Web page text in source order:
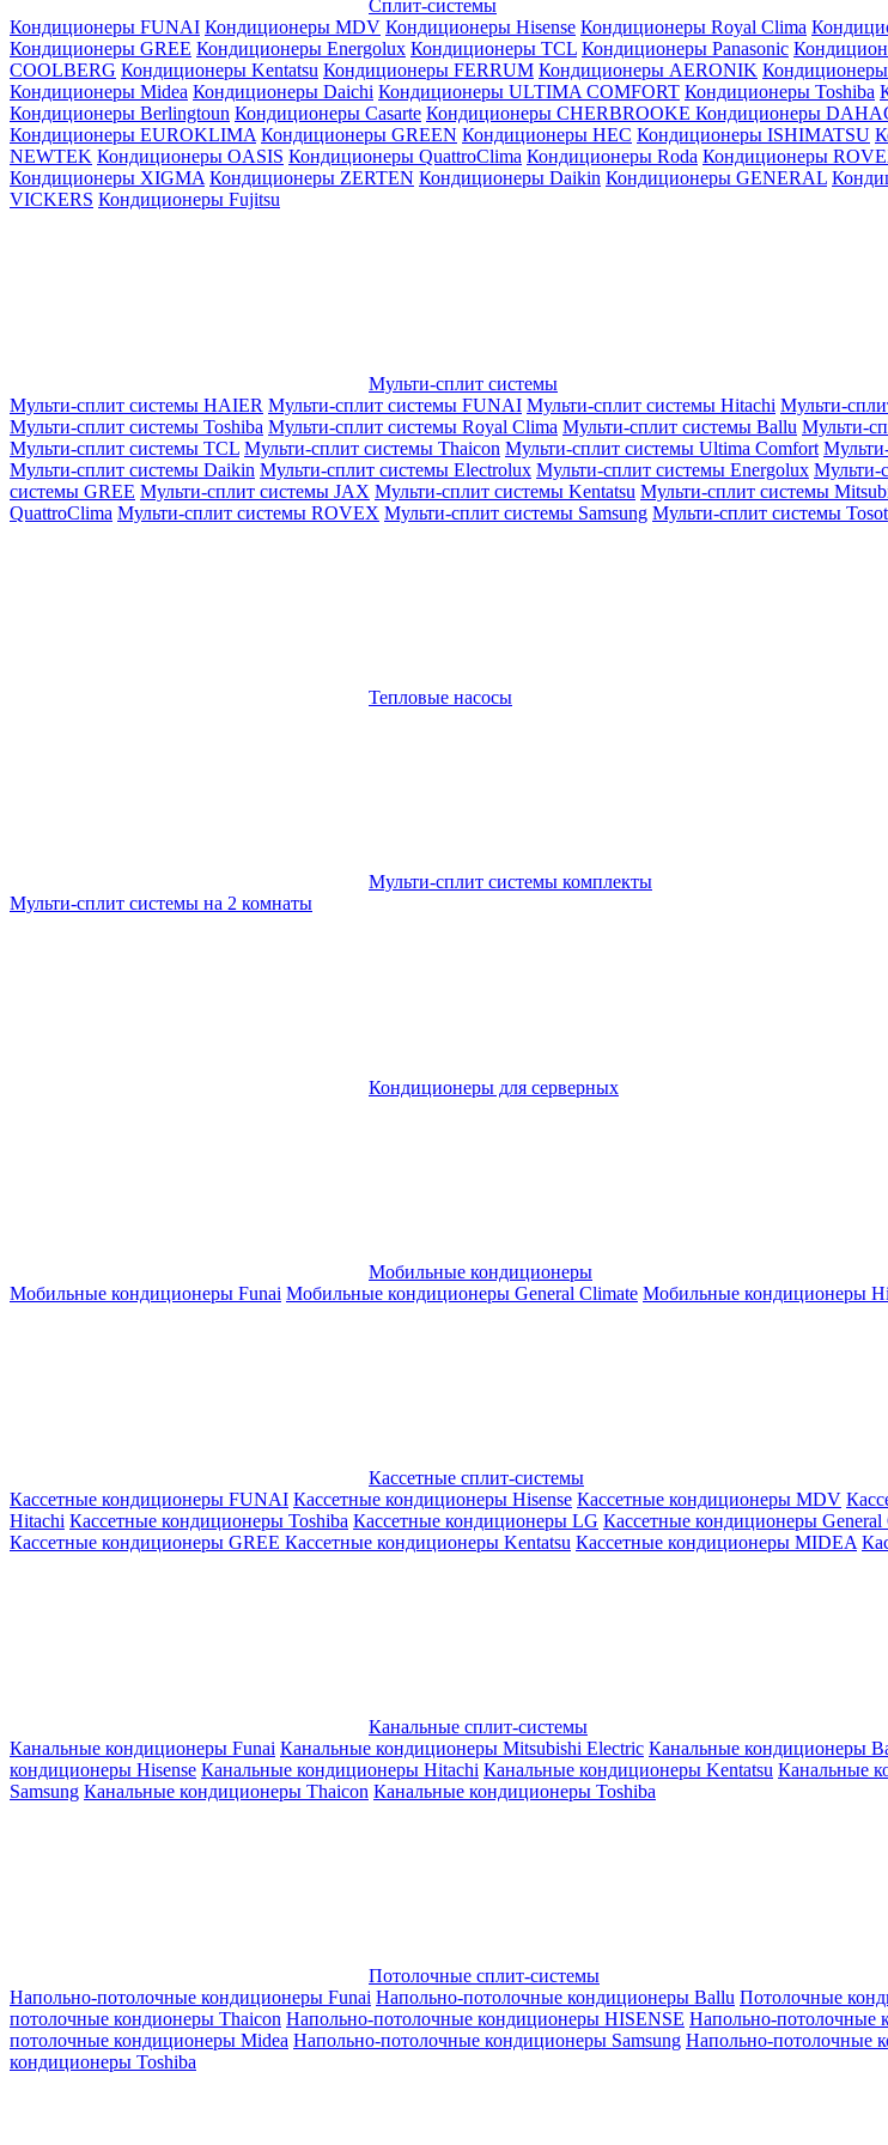
Сплит-системы
Кондиционеры FUNAI Кондиционеры MDV Кондиционеры Hisense Кондиционеры Royal Clima
Кондиционеры GREE Кондиционеры Energolux Кондиционеры TCL Кондиционеры Panasonic
СOOLBERG Кондиционеры Kentatsu Кондиционеры FERRUM Кондиционеры AERONIK
Кондиционеры Midea Кондиционеры Daichi Кондиционеры ULTIMA COMFORT Кондиционеры Toshiba
Кондиционеры Berlingtoun Кондиционеры Casarte Кондиционеры CHERBROOKE Кондиционеры
Кондиционеры EUROKLIMA Кондиционеры GREEN Кондиционеры HEC Кондиционеры ISHIMATSU
NEWTEK Кондиционеры OASIS Кондиционеры QuattroClima Кондиционеры Roda Кондиционеры
Кондиционеры XIGMA Кондиционеры ZERTEN Кондиционеры Daikin Кондиционеры GENERAL
VICKERS Кондиционеры Fujitsu
Мульти-сплит системы
Мульти-сплит системы HAIER Мульти-сплит системы FUNAI Мульти-сплит системы Hitachi Мульти-
Мульти-сплит системы Toshiba Мульти-сплит системы Royal Clima Мульти-сплит системы Ballu Мульти-
Мульти-сплит системы TCL Мульти-сплит системы Thaicon Мульти-сплит системы Ultima Comfort
Мульти-сплит системы Daikin Мульти-сплит системы Electrolux Мульти-сплит системы Energolux Мульти-
системы GREE Мульти-сплит системы JAX Мульти-сплит системы Kentatsu Мульти-сплит системы
QuattroClima Мульти-сплит системы ROVEX Мульти-сплит системы Samsung Мульти-сплит системы Tosot
Тепловые насосы
Мульти-сплит системы комплекты
Мульти-сплит системы на 2 комнаты
Кондиционеры для серверных
Мобильные кондиционеры
Мобильные кондиционеры Funai Мобильные кондиционеры General Climate Мобильные кондиционеры
Кассетные сплит-системы
Кассетные кондиционеры FUNAI Кассетные кондиционеры Hisense Кассетные кондиционеры MDV
Hitachi Кассетные кондиционеры Toshiba Кассетные кондиционеры LG Кассетные кондиционеры General
Кассетные кондиционеры GREE Кассетные кондиционеры Kentatsu Кассетные кондиционеры MIDEA
Канальные сплит-системы
Канальные кондиционеры Funai Канальные кондиционеры Mitsubishi Electric Канальные кондиционеры
кондиционеры Hisense Канальные кондиционеры Hitachi Канальные кондиционеры Kentatsu Канальные
Samsung Канальные кондиционеры Thaicon Канальные кондиционеры Toshiba
Потолочные сплит-системы
Напольно-потолочные кондиционеры Funai Напольно-потолочные кондиционеры Ballu Потолочные
потолочные кондионеры Thaicon Напольно-потолочные кондиционеры HISENSE Напольно-потолочные
потолочные кондиционеры Midea Напольно-потолочные кондиционеры Samsung Напольно-потолочные
кондиционеры Toshiba